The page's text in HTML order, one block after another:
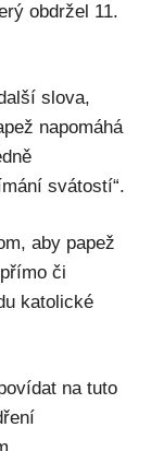
obdržel 11.
slova,
napomáhá
svátostí“.
aby papež
či
katolické
na tuto